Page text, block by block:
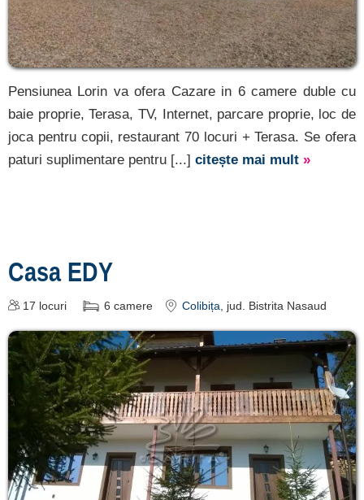
Pensiunea Lorin va ofera Cazare in 6 camere duble cu
baie proprie, Terasa, TV, Internet, parcare proprie, loc de
joca pentru copii, restaurant 70 locuri + Terasa. Se ofera
paturi suplimentare pentru [...] citește mai mult »
Casa EDY
17 locuri 6 camere Colibița , jud. Bistrita Nasaud